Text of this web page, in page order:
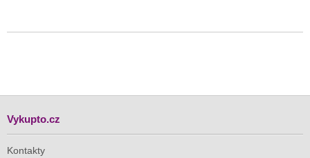
Vykupto.cz
Kontakty